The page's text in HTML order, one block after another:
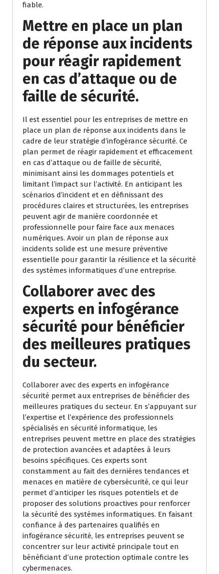
fiable.
Mettre en place un plan
de réponse aux incidents
pour réagir rapidement
en cas d’attaque ou de
faille de sécurité.
Il est essentiel pour les entreprises de mettre en
place un plan de réponse aux incidents dans le
cadre de leur stratégie d’infogérance sécurité. Ce
plan permet de réagir rapidement et efficacement
en cas d’attaque ou de faille de sécurité,
minimisant ainsi les dommages potentiels et
limitant l’impact sur l’activité. En anticipant les
scénarios d’incident et en définissant des
procédures claires et structurées, les entreprises
peuvent agir de manière coordonnée et
professionnelle pour faire face aux menaces
numériques. Avoir un plan de réponse aux
incidents solide est une mesure préventive
essentielle pour garantir la résilience et la sécurité
des systèmes informatiques d’une entreprise.
Collaborer avec des
experts en infogérance
sécurité pour bénéficier
des meilleures pratiques
du secteur.
Collaborer avec des experts en infogérance
sécurité permet aux entreprises de bénéficier des
meilleures pratiques du secteur. En s’appuyant sur
l’expertise et l’expérience des professionnels
spécialisés en sécurité informatique, les
entreprises peuvent mettre en place des stratégies
de protection avancées et adaptées à leurs
besoins spécifiques. Ces experts sont
constamment au fait des dernières tendances et
menaces en matière de cybersécurité, ce qui leur
permet d’anticiper les risques potentiels et de
proposer des solutions proactives pour renforcer
la sécurité des systèmes informatiques. En faisant
confiance à des partenaires qualifiés en
infogérance sécurité, les entreprises peuvent se
concentrer sur leur activité principale tout en
bénéficiant d’une protection optimale contre les
cybermenaces.